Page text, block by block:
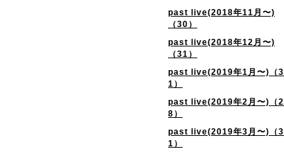
past live(2018年11月〜)
（30）
past live(2018年12月〜)
（31）
past live(2019年1月〜)（3
1）
past live(2019年2月〜)（2
8）
past live(2019年3月〜)（3
1）